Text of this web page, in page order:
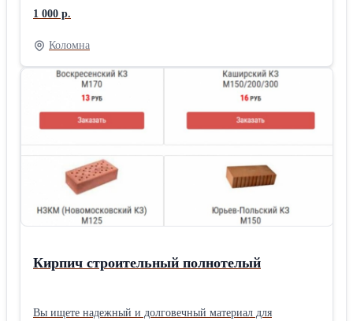
традиции кавказской, русской и европейской кухни, чтобы
подарить вам незабываемые гастрономические
впечатления!
1 000 р.
Коломна
Кирпич строительный полнотелый
Вы ищете надежный и долговечный материал для